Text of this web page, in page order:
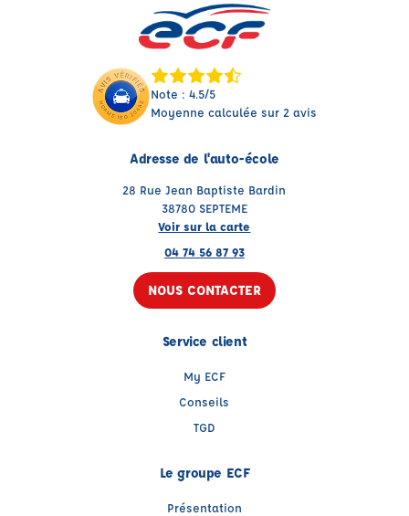
Note : 4.5/5
Moyenne calculée sur 2 avis
Adresse de l'auto-école
28 Rue Jean Baptiste Bardin
38780 SEPTEME
Voir sur la carte
04 74 56 87 93
NOUS CONTACTER
Service client
My ECF
Conseils
TGD
Le groupe ECF
Présentation